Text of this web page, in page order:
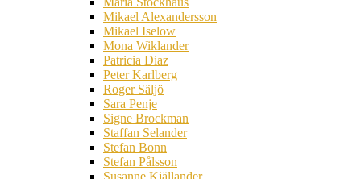
Mikael Alexandersson
Mikael Iselow
Mona Wiklander
Patricia Diaz
Peter Karlberg
Roger Säljö
Sara Penje
Signe Brockman
Staffan Selander
Stefan Bonn
Stefan Pålsson
Susanne Kjällander